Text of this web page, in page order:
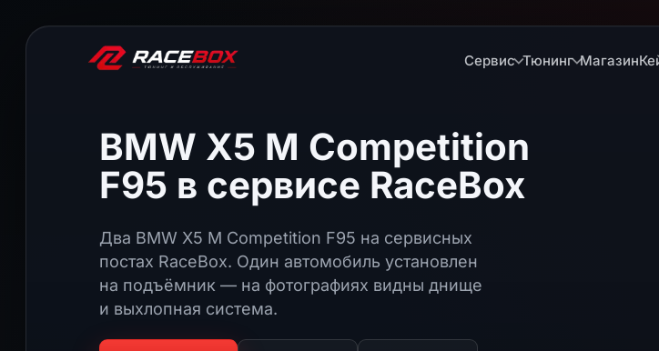
Сервис Тюнинг Магазин
BMW X5 M Competition
F95 в сервисе RaceBox
Два BMW X5 M Competition F95 на сервисных
постах RaceBox. Один автомобиль установлен
на подъёмник — на фотографиях видны днище
и выхлопная система.